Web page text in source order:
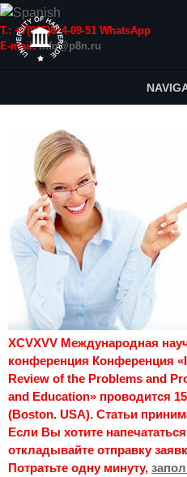
Т.: +7(915)814-09-51 WhatsApp
E-mail:info@p8n.ru
XCVXVV Международная
конференция Конференция
Review of the Problems and
and Education» проводится
(Boston. USA). Статьи
Если Вы хотите
откладывайте отправку
Потратьте одну минуту,